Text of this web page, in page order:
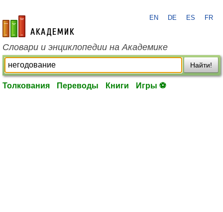
academic.ru
EN DE ES FR
Словари и энциклопедии на Академике
Найти!
Толкования Переводы Книги Игры ⚽